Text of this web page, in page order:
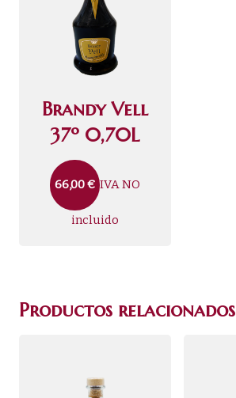
Brandy Vell
37º 0,70L
66,00€ IVA NO
incluido
Productos relacionados